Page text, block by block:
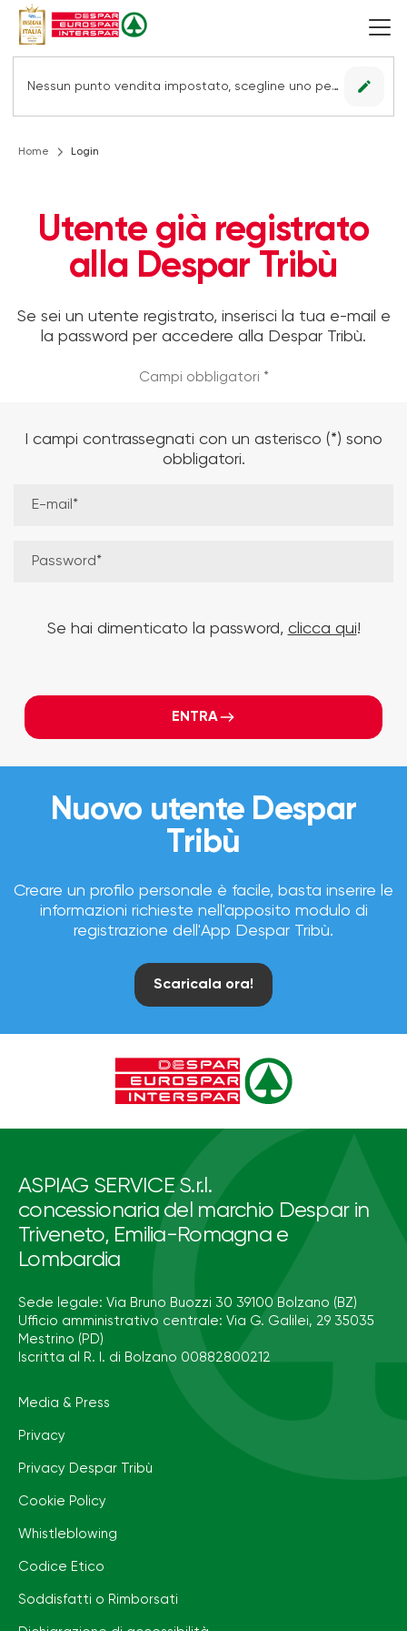
Nessun punto vendita impostato, scegline uno per vedere le offerte. edit
Home Login
Utente già registrato
alla Despar Tribù
Se sei un utente registrato, inserisci la tua e-mail e
la password per accedere alla Despar Tribù.
Campi obbligatori *
I campi contrassegnati con un asterisco (*) sono
obbligatori.
E-mail*
Password*
Se hai dimenticato la password, clicca qui!
ENTRA
Nuovo utente Despar
Tribù
Creare un profilo personale è facile, basta inserire le
informazioni richieste nell'apposito modulo di
registrazione dell'App Despar Tribù.
Scaricala ora!
ASPIAG SERVICE S.r.l.
concessionaria del marchio Despar in
Triveneto, Emilia-Romagna e
Lombardia
Sede legale: Via Bruno Buozzi 30 39100 Bolzano (BZ)
Ufficio amministrativo centrale: Via G. Galilei, 29 35035
Mestrino (PD)
Iscritta al R. I. di Bolzano 00882800212
Media & Press
Privacy
Privacy Despar Tribù
Cookie Policy
Whistleblowing
Codice Etico
Soddisfatti o Rimborsati